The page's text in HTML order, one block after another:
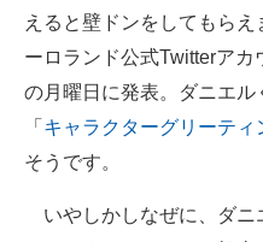
経営リーダーのコミュニティ
マーケ×ITの今がよく分かる
ITエンジニア向け専門サイト
えると壁ドンをしてもら
ーロランド公式Twitterアカ
の月曜日に発表。ダニエ
「 キャラクターグリーティ
そうです。
いやしかしなぜに、ダニ